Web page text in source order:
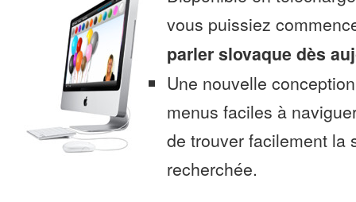
vous puissiez
parler slovaque dès
Une nouvelle
menus faciles à
de trouver facilement la
recherchée.